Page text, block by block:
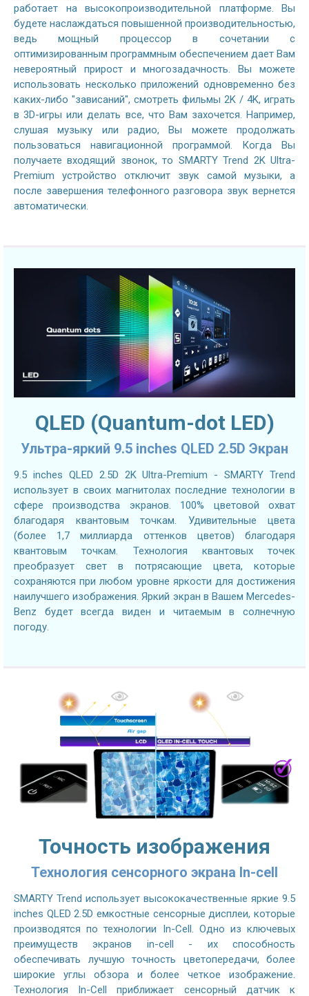
работает на высокопроизводительной платформе. Вы
будете наслаждаться повышенной производительностью,
ведь мощный процессор в сочетании с
оптимизированным программным обеспечением дает Вам
невероятный прирост и многозадачность. Вы можете
использовать несколько приложений одновременно без
каких-либо "зависаний", смотреть фильмы 2K / 4K, играть
в 3D-игры или делать все, что Вам захочется. Например,
слушая музыку или радио, Вы можете продолжать
пользоваться навигационной программой. Когда Вы
получаете входящий звонок, то SMARTY Trend 2K Ultra-
Premium устройство отключит звук самой музыки, а
после завершения телефонного разговора звук вернется
автоматически.
QLED (Quantum-dot LED)
Ультра-яркий 9.5 inches QLED 2.5D Экран
9.5 inches QLED 2.5D 2K Ultra-Premium - SMARTY Trend
использует в своих магнитолах последние технологии в
сфере производства экранов. 100% цветовой охват
благодаря квантовым точкам. Удивительные цвета
(более 1,7 миллиарда оттенков цветов) благодаря
квантовым точкам. Технология квантовых точек
преобразует свет в потрясающие цвета, которые
сохраняются при любом уровне яркости для достижения
наилучшего изображения. Яркий экран в Вашем Mercedes-
Benz будет всегда виден и читаемым в солнечную
погоду.
Точность изображения
Технология сенсорного экрана In-cell
SMARTY Trend использует высококачественные яркие 9.5
inches QLED 2.5D емкостные сенсорные дисплеи, которые
производятся по технологии In-Cell. Одно из ключевых
преимуществ экранов in-cell - их способность
обеспечивать лучшую точность цветопередачи, более
широкие углы обзора и более четкое изображение.
Технология In-Cell приближает сенсорный датчик к